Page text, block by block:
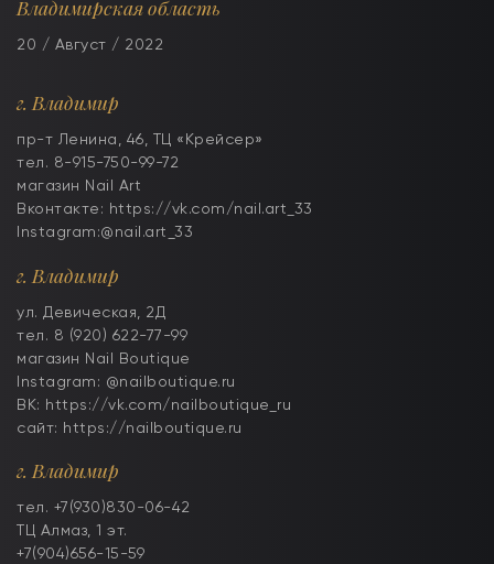
Владимирская область
20 / Август / 2022
г. Владимир
пр-т Ленина, 46, ТЦ «Крейсер»
тел. 8-915-750-99-72
магазин Nail Art
Вконтакте: https://vk.com/nail.art_33
Instagram:@nail.art_33
г. Владимир
ул. Девическая, 2Д
тел. 8 (920) 622-77-99
магазин Nail Boutique
Instagram: @nailboutique.ru
ВК: https://vk.com/nailboutique_ru
сайт: https://nailboutique.ru
г. Владимир
тел. +7(930)830-06-42
ТЦ Алмаз, 1 эт.
+7(904)656-15-59